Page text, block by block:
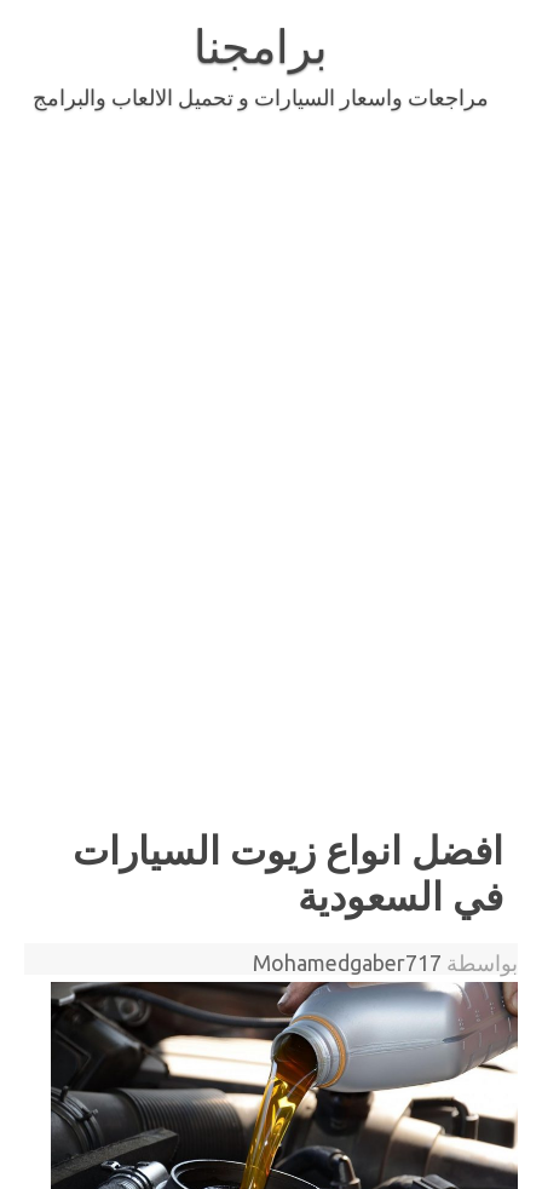
برامجنا
مراجعات واسعار السيارات و تحميل الالعاب والبرامج
افضل انواع زيوت السيارات
في السعودية
بواسطة Mohamedgaber717